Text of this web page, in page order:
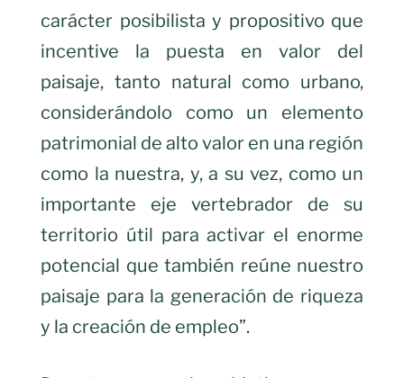
carácter posibilista y propositivo que
incentive la puesta en valor del
paisaje, tanto natural como urbano,
considerándolo como un elemento
patrimonial de alto valor en una región
como la nuestra, y, a su vez, como un
importante eje vertebrador de su
territorio útil para activar el enorme
potencial que también reúne nuestro
paisaje para la generación de riqueza
y la creación de empleo”.